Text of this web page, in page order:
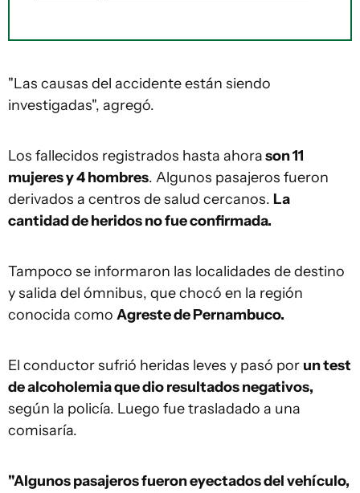
"Las causas del accidente están siendo
investigadas", agregó.
Los fallecidos registrados hasta ahorason 11
mujeres y 4 hombres. Algunos pasajeros fueron
derivados a centros de salud cercanos. La
cantidad de heridos no fue confirmada.
Tampoco se informaron las localidades de destino
y salida del ómnibus, que chocó en la región
conocida como Agreste de Pernambuco.
El conductor sufrió heridas leves y pasó por un test
de alcoholemia que dio resultados negativos,
según la policía. Luego fue trasladado a una
comisaría.
"Algunos pasajeros fueron eyectados del vehículo,